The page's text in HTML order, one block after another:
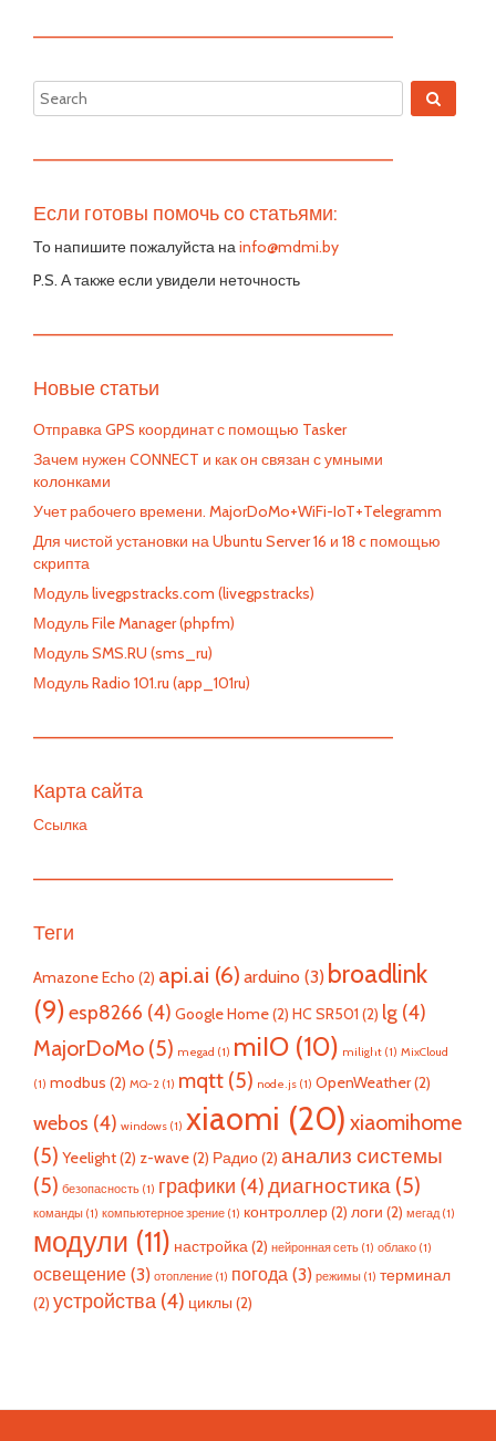
—————————————————————————
—————————————————————————
Если готовы помочь со статьями:
То напишите пожалуйста наinfo@mdmi.by
P.S. А также если увидели неточность
—————————————————————————
Новые статьи
Отправка GPS координат с помощью Tasker
Зачем нужен CONNECT и как он связан с умными
колонками
Учет рабочего времени. MajorDoMo+WiFi-IoT+Telegramm
Для чистой установки на Ubuntu Server 16 и 18 c помощью
скрипта
Модуль livegpstracks.com (livegpstracks)
Модуль File Manager (phpfm)
Модуль SMS.RU (sms_ru)
Модуль Radio 101.ru (app_101ru)
—————————————————————————
Карта сайта
Ссылка
—————————————————————————
Теги
Amazone Echo (2) api.ai (6) arduino (3) broadlink
(9)esp8266 (4) Google Home(2) HC SR501 (2) lg (4)
MajorDoMo (5) megad (1) miIO (10) milight (1) MixCloud
(1) modbus (2) MQ-2 (1) mqtt (5) node.js (1) OpenWeather(2)
webos (4) windows (1) xiaomi (20) xiaomihome
(5) Yeelight(2) z-wave(2) Радио(2) анализ системы
(5) безопасность (1) графики (4)диагностика (5)
команды (1) компьютерное зрение (1) контроллер(2) логи (2) мегад(1)
модули (11) настройка (2) нейронная сеть (1) облако (1)
освещение (3) отопление (1) погода (3) режимы (1) терминал
(2) устройства (4) циклы (2)